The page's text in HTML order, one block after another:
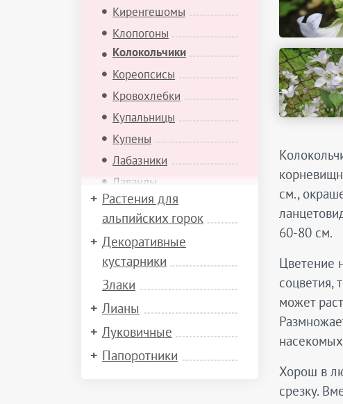
Киренгешомы
Клопогоны
Колокольчики
Кореопсисы
Кровохлебки
Купальницы
Купены
Лабазники
Лаванды
Лиатрисы
Лобелии
Лютики
Маки
Медуницы
Молочаи
Монарды
Морозники
Растения для
альпийских горок
Декоративные
кустарники
Злаки
Лианы
Луковичные
Папоротники
см.,
60-80 см.
Цветение
соцветия,
может
Хорош в
срезку.